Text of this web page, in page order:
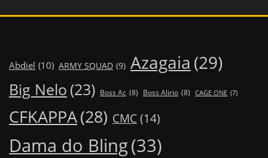
Abdiel (10) ARMY SQUAD (9) Azagaia (29)
Big Nelo (23) Boss Ac (8) Boss Alirio (8) CAGE ONE (7)
CFKAPPA(28) CMC (14)
Dama do Bling(33)